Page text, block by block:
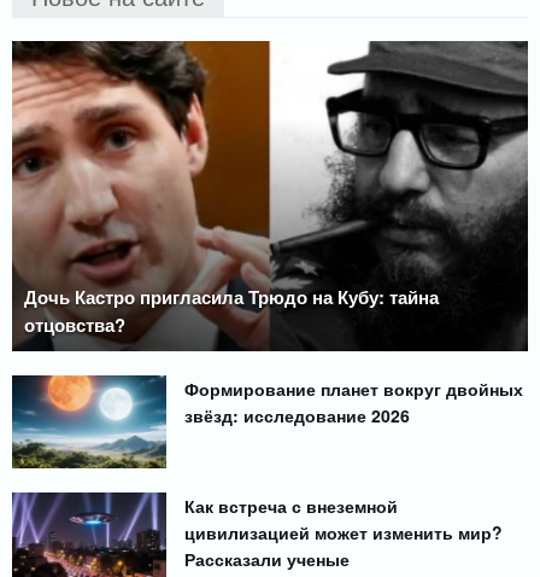
Дочь Кастро пригласила Трюдо на Кубу: тайна
отцовства?
Формирование планет вокруг двойных
звёзд: исследование 2026
Как встреча с внеземной
цивилизацией может изменить мир?
Рассказали ученые